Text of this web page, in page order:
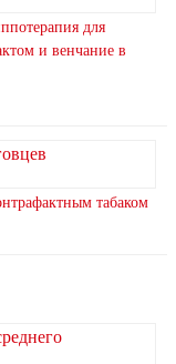
для
и венчание в
табаком